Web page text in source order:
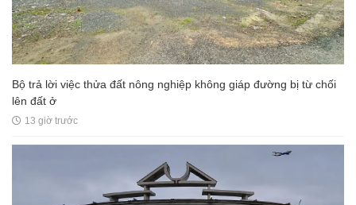
Bộ trả lời việc thửa đất nông nghiệp không giáp đường bị từ chối
lên đất ở
13 giờ trước